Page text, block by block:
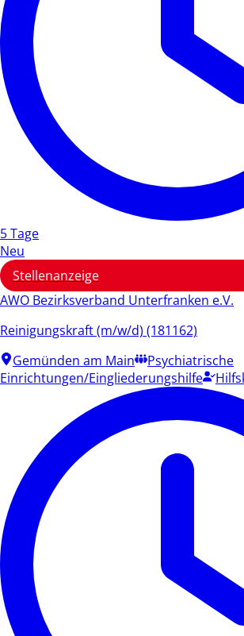
5 Tage
Neu
Stellenanzeige
AWO Bezirksverband Unterfranken e.V.
Reinigungskraft (m/w/d) (181162)
Gemünden am Main
Psychiatrische
Einrichtungen/Eingliederungshilfe